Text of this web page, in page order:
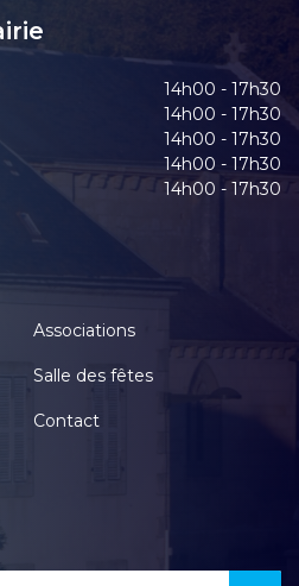
14h00 - 17h30
14h00 - 17h30
14h00 - 17h30
14h00 - 17h30
14h00 - 17h30
Associations
Salle des fêtes
Contact